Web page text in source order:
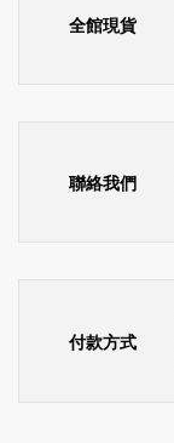
全館現貨
聯絡我們
付款方式